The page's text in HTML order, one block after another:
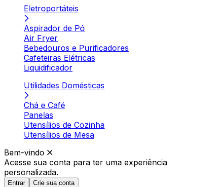
Eletroportáteis
Aspirador de Pó
Air Fryer
Bebedouros e Purificadores
Cafeteiras Elétricas
Liquidificador
Utilidades Domésticas
Chá e Café
Panelas
Utensílios de Cozinha
Utensílios de Mesa
Bem-vindo
Acesse sua conta para ter uma experiência
personalizada.
Entrar Crie sua conta